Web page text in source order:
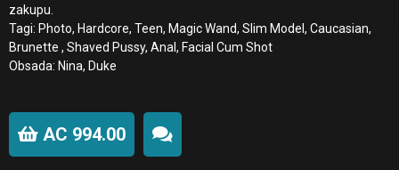
zakupu.
Tagi: Photo, Hardcore, Teen, Magic Wand, Slim Model, Caucasian,
Brunette , Shaved Pussy, Anal, Facial Cum Shot
Obsada: Nina, Duke
AC 994.00